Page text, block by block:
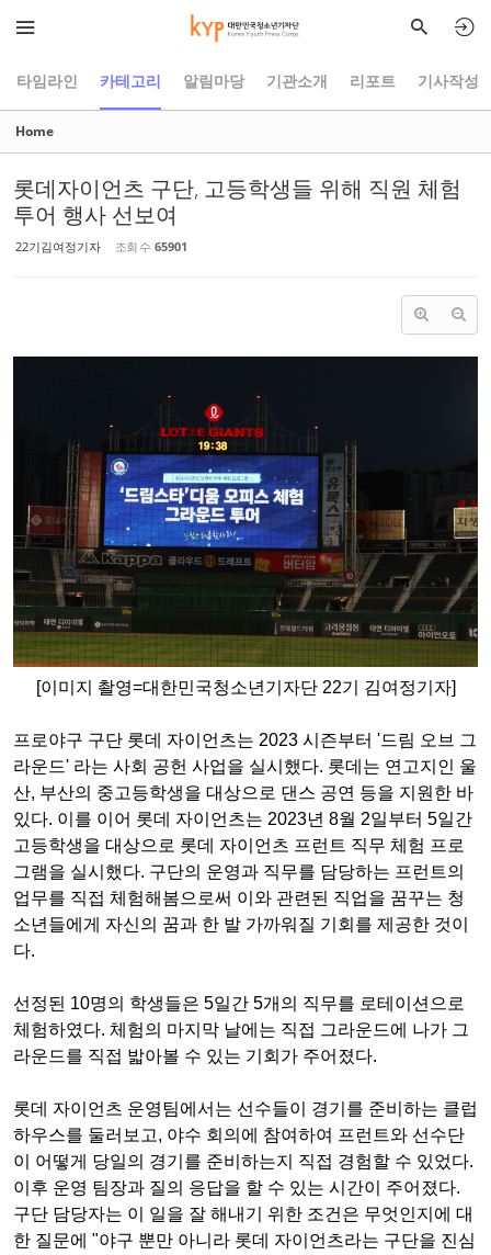
타임라인 카테고리 알림마당 기관소개 리포트 기사작성
Home
롯데자이언츠 구단, 고등학생들 위해 직원 체험
투어 행사 선보여
22기김여정기자 조회 수 65901
[이미지 촬영=대한민국청소년기자단 22기 김여정기자]
프로야구 구단 롯데 자이언츠는 2023 시즌부터 '드림 오브 그
라운드' 라는 사회 공헌 사업을 실시했다. 롯데는 연고지인 울
산, 부산의 중고등학생을 대상으로 댄스 공연 등을 지원한 바
있다. 이를 이어 롯데 자이언츠는 2023년 8월 2일부터 5일간
고등학생을 대상으로 롯데 자이언츠 프런트 직무 체험 프로
그램을 실시했다. 구단의 운영과 직무를 담당하는 프런트의
업무를 직접 체험해봄으로써 이와 관련된 직업을 꿈꾸는 청
소년들에게 자신의 꿈과 한 발 가까워질 기회를 제공한 것이
다.
선정된 10명의 학생들은 5일간 5개의 직무를 로테이션으로
체험하였다. 체험의 마지막 날에는 직접 그라운드에 나가 그
라운드를 직접 밟아볼 수 있는 기회가 주어졌다.
롯데 자이언츠 운영팀에서는 선수들이 경기를 준비하는 클럽
하우스를 둘러보고, 야수 회의에 참여하여 프런트와 선수단
이 어떻게 당일의 경기를 준비하는지 직접 경험할 수 있었다.
이후 운영 팀장과 질의 응답을 할 수 있는 시간이 주어졌다.
구단 담당자는 이 일을 잘 해내기 위한 조건은 무엇인지에 대
한 질문에 "야구 뿐만 아니라 롯데 자이언츠라는 구단을 진심
Sketchbook5, 스케치북5